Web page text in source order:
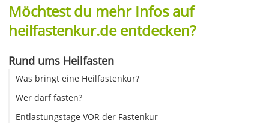
Möchtest du mehr Infos auf
heilfastenkur.de entdecken?
Rund ums Heilfasten
Was bringt eine Heilfastenkur?
Wer darf fasten?
Entlastungstage VOR der Fastenkur